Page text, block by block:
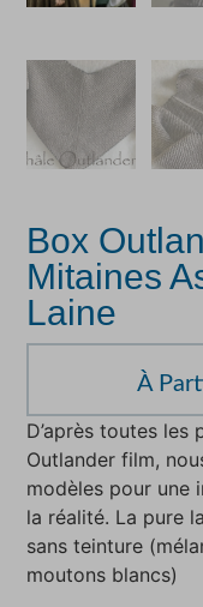
Box
Mitaines
Laine
À
D’après toutes
Outlander film,
modèles pour une
la réalité. La pure
sans teinture
moutons blancs)